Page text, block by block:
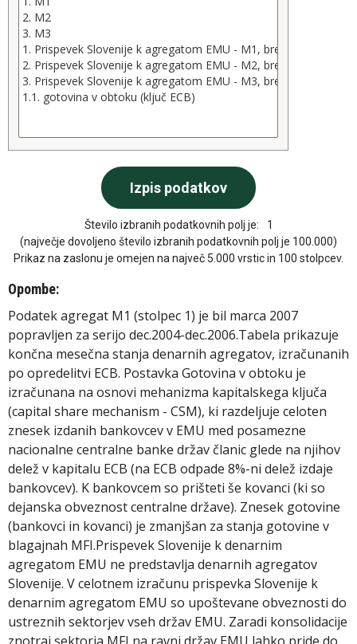
Število izbranih podatkovnih polj je:
1
(največje dovoljeno število izbranih podatkovnih polj je 100.000)
Prikaz na zaslonu je omejen na največ 5.000 vrstic in 100 stolpcev.
Opombe:
Podatek agregat M1 (stolpec 1) je bil marca 2007
popravljen za serijo dec.2004-dec.2006.Tabela prikazuje
končna mesečna stanja denarnih agregatov, izračunanih
po opredelitvi ECB. Postavka Gotovina v obtoku je
izračunana na osnovi mehanizma kapitalskega ključa
(capital share mechanism - CSM), ki razdeljuje celoten
znesek izdanih bankovcev v EMU med posamezne
nacionalne centralne banke držav članic glede na njihov
delež v kapitalu ECB (na ECB odpade 8%-ni delež izdaje
bankovcev). K bankovcem so prišteti še kovanci (ki so
dejanska obveznost centralne države). Znesek gotovine
(bankovci in kovanci) je zmanjšan za stanja gotovine v
blagajnah MFI.Prispevek Slovenije k denarnim
agregatom EMU ne predstavlja denarnih agregatov
Slovenije. V celotnem izračunu prispevka Slovenije k
denarnim agregatom EMU so upoštevane obveznosti do
ustreznih sektorjev vseh držav EMU. Zaradi konsolidacije